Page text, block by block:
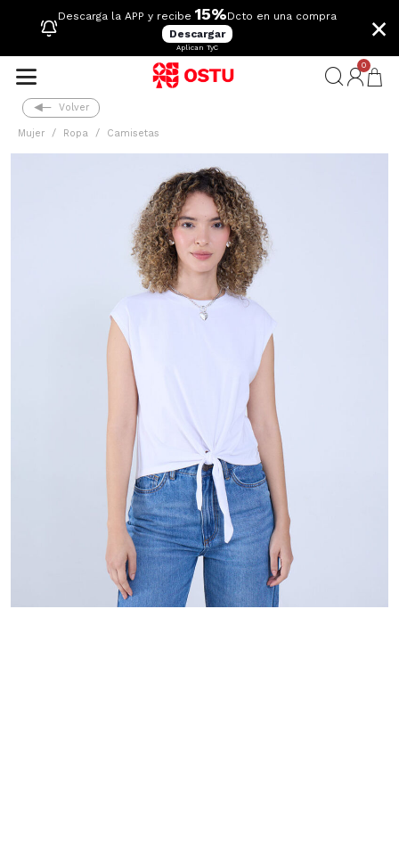
Descarga la APP y recibe 15%Dcto en una compra
Descargar
Aplican TyC
×
0
Volver
Mujer Ropa Camisetas